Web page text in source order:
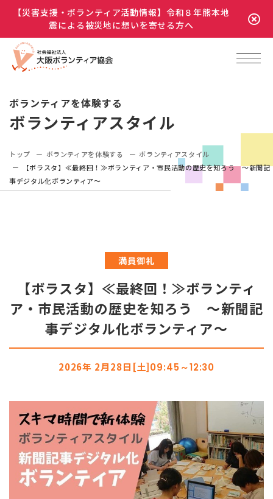
【災害支援・ボランティア活動情報】令和８年熊本地
震による被災地に想いを寄せる方へ
ボランティアを体験する
ボランティアスタイル
トップ ボランティアを体験する
ボランティアスタイル
【ボラスタ】≪最終回！≫ボランティア・市民活動の歴史を知ろう 〜新聞記
事デジタル化ボランティア〜
満員御礼
【ボラスタ】≪最終回！≫ボランティ
ア・市民活動の歴史を知ろう 〜新聞記
事デジタル化ボランティア〜
2026年 2月28日[土]09:45～12:30